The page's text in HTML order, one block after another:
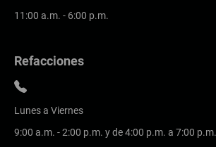
11:00 a.m. - 6:00 p.m.
Refacciones
Lunes a Viernes
9:00 a.m. - 2:00 p.m. y de 4:00 p.m. a 7:00 p.m.